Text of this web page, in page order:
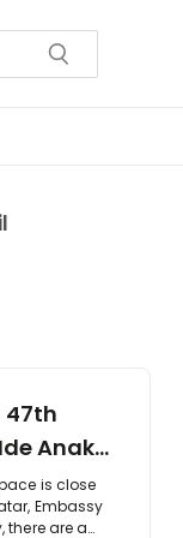
47th
Anak
is close
Embassy
there are a